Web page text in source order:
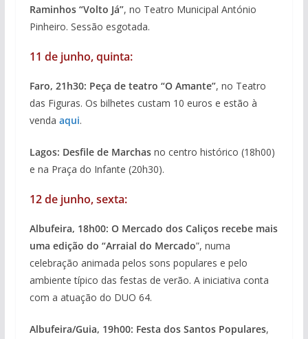
Raminhos “Volto Já”, no Teatro Municipal António
Pinheiro. Sessão esgotada.
11 de junho, quinta:
Faro, 21h30: Peça de teatro “O Amante”, no Teatro
das Figuras. Os bilhetes custam 10 euros e estão à
venda aqui.
Lagos: Desfile de Marchasno centro histórico (18h00)
e na Praça do Infante (20h30).
12 de junho, sexta:
Albufeira, 18h00: O Mercado dos Caliços recebe mais
uma edição do “Arraial do Mercado”, numa
celebração animada pelos sons populares e pelo
ambiente típico das festas de verão. A iniciativa conta
com a atuação do DUO 64.
Albufeira/Guia, 19h00: Festa dos Santos Populares,